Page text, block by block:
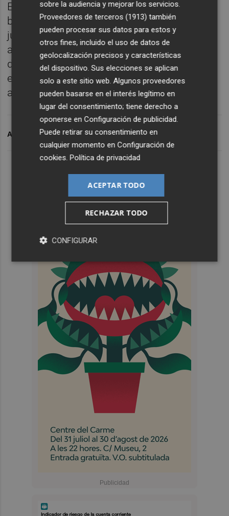
En cuanto al número de viajeros (subidos y
bajados), ha crecido un 50,1% entre enero y
julio con respecto a los mismos meses del
año pasado. En las estaciones de titularidad
de Adif Alta Velocidad el incremento alcanza
el 74,7%, mientras que en las de Adif
aumentó un 41,9%.
ARCHIVADO EN AVE
sobre la audiencia y mejorar los servicios.
Proveedores de terceros (1913) también
pueden procesar sus datos para estos y
otros fines, incluido el uso de datos de
geolocalización precisos y características
del dispositivo. Sus elecciones se aplican
solo a este sitio web. Algunos proveedores
pueden basarse en el interés legítimo en
lugar del consentimiento; tiene derecho a
oponerse enConfiguración de publicidad
Puede retirar su consentimiento en
cualquier momento enConfiguración de
cookies .Política de privacidad
ACEPTAR TODO
RECHAZAR TODO
CONFIGURAR